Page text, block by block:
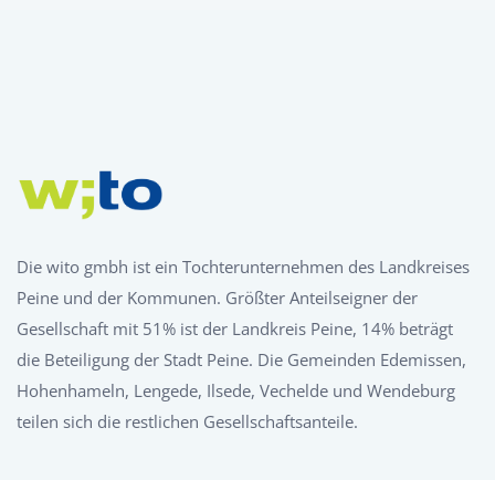
Die wito gmbh ist ein Tochterunternehmen des Landkreises
Peine und der Kommunen. Größter Anteilseigner der
Gesellschaft mit 51% ist der Landkreis Peine, 14% beträgt
die Beteiligung der Stadt Peine. Die Gemeinden Edemissen,
Hohenhameln, Lengede, Ilsede, Vechelde und Wendeburg
teilen sich die restlichen Gesellschaftsanteile.